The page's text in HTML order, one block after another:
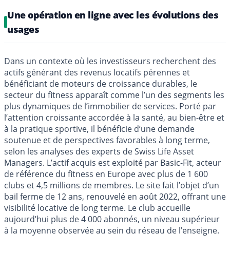
Une opération en ligne avec les évolutions des
usages
Dans un contexte où les investisseurs recherchent des
actifs générant des revenus locatifs pérennes et
bénéficiant de moteurs de croissance durables, le
secteur du fitness apparaît comme l’un des segments les
plus dynamiques de l’immobilier de services. Porté par
l’attention croissante accordée à la santé, au bien-être et
à la pratique sportive, il bénéficie d’une demande
soutenue et de perspectives favorables à long terme,
selon les analyses des experts de Swiss Life Asset
Managers. L’actif acquis est exploité par Basic-Fit, acteur
de référence du fitness en Europe avec plus de 1 600
clubs et 4,5 millions de membres. Le site fait l’objet d’un
bail ferme de 12 ans, renouvelé en août 2022, offrant une
visibilité locative de long terme. Le club accueille
aujourd’hui plus de 4 000 abonnés, un niveau supérieur
à la moyenne observée au sein du réseau de l’enseigne.